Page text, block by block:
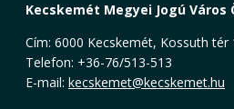
Kecskemét Megyei Jogú Város
Cím: 6000 Kecskemét, Kossuth tér
Telefon: +36-76/513-513
E-mail: kecskemet@kecskemet.hu